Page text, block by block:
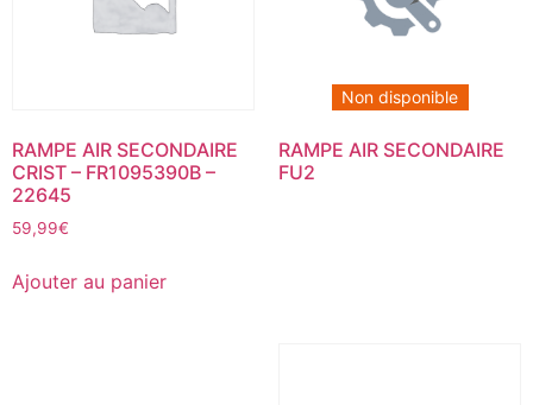
RAMPE AIR SECONDAIRE
CRIST – FR1095390B –
22645
59,99€
Ajouter au panier
Non disponible
RAMPE AIR SECONDAIRE
FU2